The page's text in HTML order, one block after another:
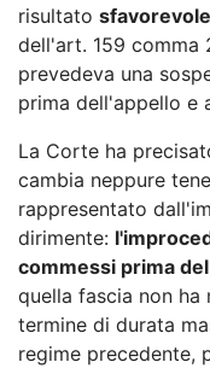
risultato
dell'art. 159 comma
prevedeva una
prima dell'appello e
La Corte ha
cambia neppure
rappresentato
dirimente:
commessi prima
quella fascia non ha
termine di durata
regime precedente,